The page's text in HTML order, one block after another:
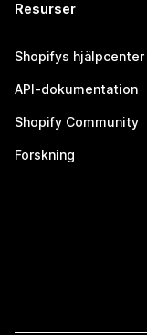
Resurser
Shopifys hjälpcenter
API-dokumentation
Shopify Community
Forskning